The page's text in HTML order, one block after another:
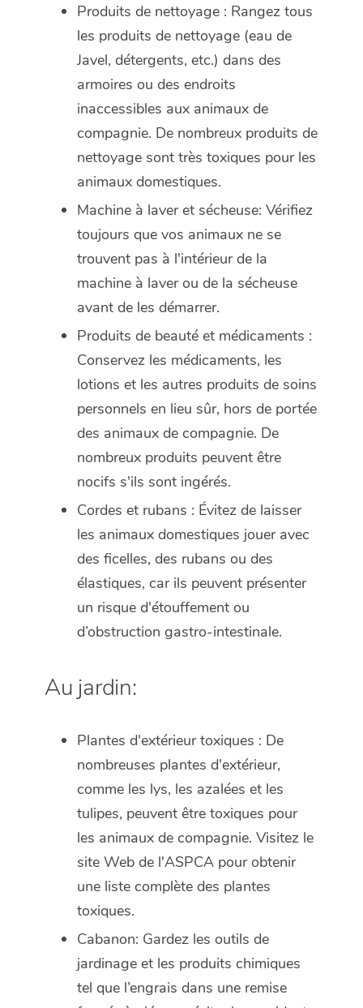
Produits de nettoyage : Rangez tous
les produits de nettoyage (eau de
Javel, détergents, etc.) dans des
armoires ou des endroits
inaccessibles aux animaux de
compagnie. De nombreux produits de
nettoyage sont très toxiques pour les
animaux domestiques.
Machine à laver et sécheuse: Vérifiez
toujours que vos animaux ne se
trouvent pas à l'intérieur de la
machine à laver ou de la sécheuse
avant de les démarrer.
Produits de beauté et médicaments :
Conservez les médicaments, les
lotions et les autres produits de soins
personnels en lieu sûr, hors de portée
des animaux de compagnie. De
nombreux produits peuvent être
nocifs s'ils sont ingérés.
Cordes et rubans : Évitez de laisser
les animaux domestiques jouer avec
des ficelles, des rubans ou des
élastiques, car ils peuvent présenter
un risque d'étouffement ou
d’obstruction gastro-intestinale.
Au jardin:
Plantes d'extérieur toxiques : De
nombreuses plantes d'extérieur,
comme les lys, les azalées et les
tulipes, peuvent être toxiques pour
les animaux de compagnie. Visitez le
site Web de l'ASPCA pour obtenir
une liste complète des plantes
toxiques.
Cabanon: Gardez les outils de
jardinage et les produits chimiques
tel que l’engrais dans une remise